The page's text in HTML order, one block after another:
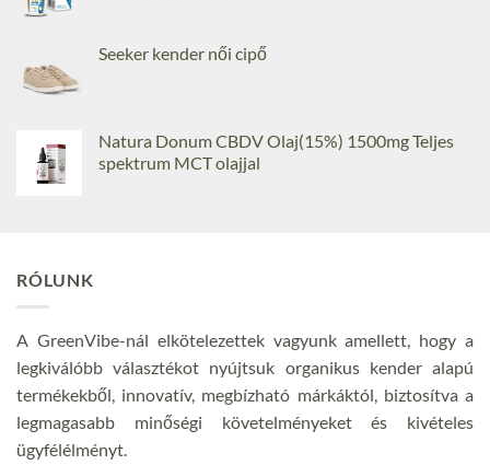
Seeker kender női cipő
Natura Donum CBDV Olaj(15%) 1500mg Teljes
spektrum MCT olajjal
RÓLUNK
A GreenVibe-nál elkötelezettek vagyunk amellett, hogy a
legkiválóbb választékot nyújtsuk organikus kender alapú
termékekből, innovatív, megbízható márkáktól, biztosítva a
legmagasabb minőségi követelményeket és kivételes
ügyfélélményt.